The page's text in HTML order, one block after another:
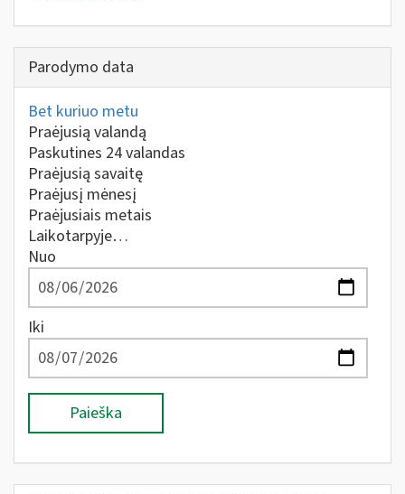
Parodymo data
Bet kuriuo metu
Praėjusią valandą
Paskutines 24 valandas
Praėjusią savaitę
Praėjusį mėnesį
Praėjusiais metais
Laikotarpyje…
Nuo
Iki
Paieška